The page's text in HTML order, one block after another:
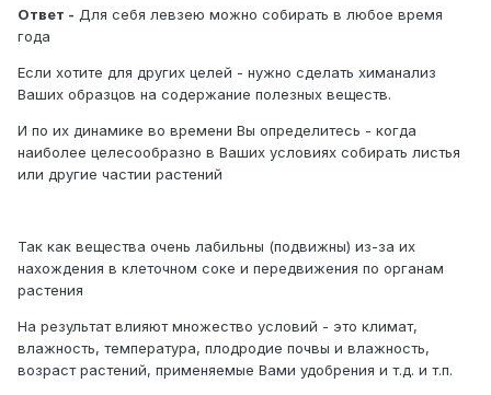
Ответ - Для себя левзею можно собирать в любое время
года
Если хотите для других целей - нужно сделать химанализ
Ваших образцов на содержание полезных веществ.
И по их динамике во времени Вы определитесь - когда
наиболее целесообразно в Ваших условиях собирать листья
или другие частии растений
Так как вещества очень лабильны (подвижны) из-за их
нахождения в клеточном соке и передвижения по органам
растения
На результат влияют множество условий - это климат,
влажность, температура, плодродие почвы и влажность,
возраст растений, применяемые Вами удобрения и т.д. и т.п.